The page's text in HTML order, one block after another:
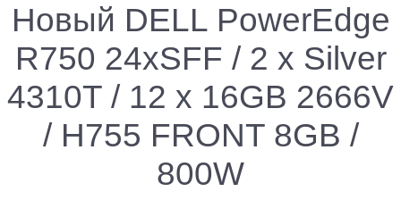
Новый DELL PowerEdge
R750 24xSFF / 2 x Silver
4310T / 12 x 16GB 2666V
/ H755 FRONT 8GB /
800W